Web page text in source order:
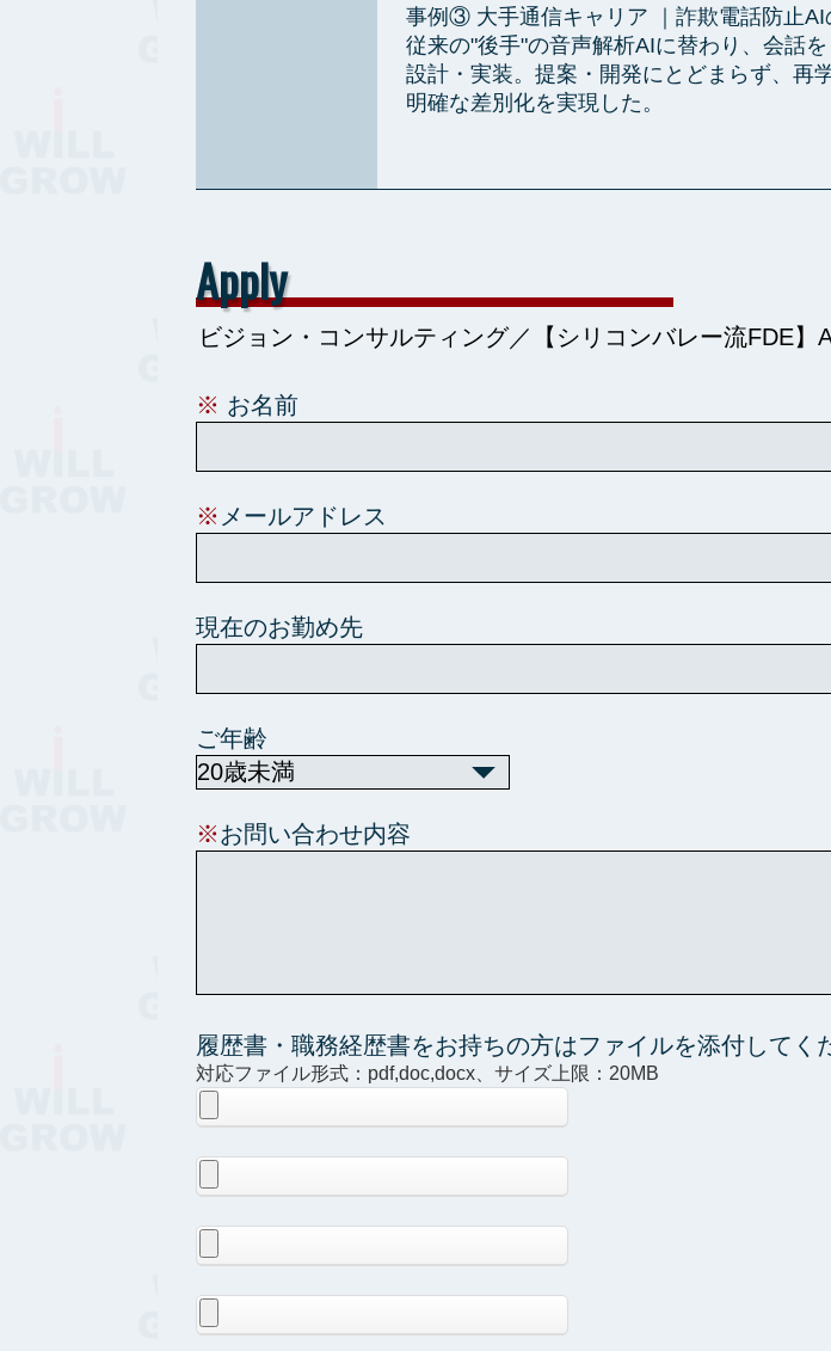
事例③ 大手通信キャリア ｜詐欺電話防止AI
従来の"後手"の音声解析AIに替わり、会話
設計・実装。提案・開発にとどまらず、再
明確な差別化を実現した。
Apply
※ お名前
※ メールアドレス
現在のお勤め先
ご年齢
※ お問い合わせ内容
履歴書・職務経歴書をお持ちの方はファイルを添付してく
対応ファイル形式：pdf,doc,docx、サイズ上限：20MB